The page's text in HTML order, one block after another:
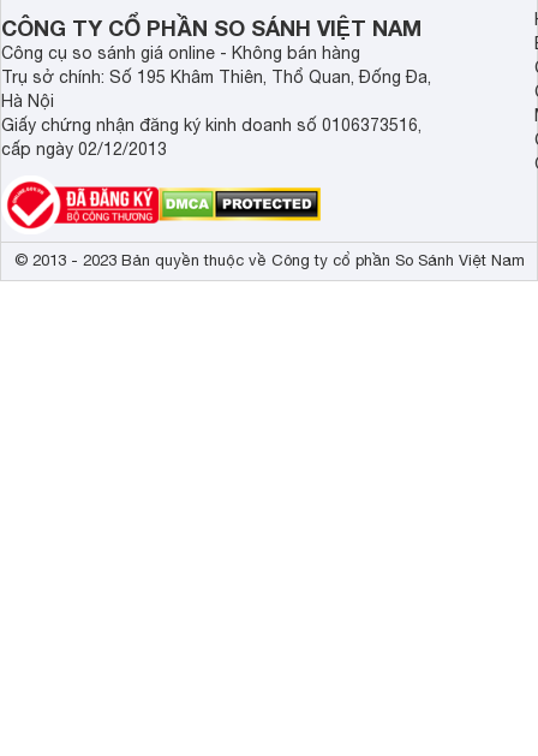
đồng đáng chú ý trong năm 2026.
CÔNG TY CỔ PHẦN SO SÁNH VIỆT NAM
Công cụ so sánh giá online - Không bán hàng
Trụ sở chính: Số 195 Khâm Thiên, Thổ Quan, Đống Đa,
Hà Nội
Giấy chứng nhận đăng ký kinh doanh số 0106373516,
cấp ngày 02/12/2013
© 2013 - 2023 Bản quyền thuộc về Công ty cổ phần So Sánh Việt Nam